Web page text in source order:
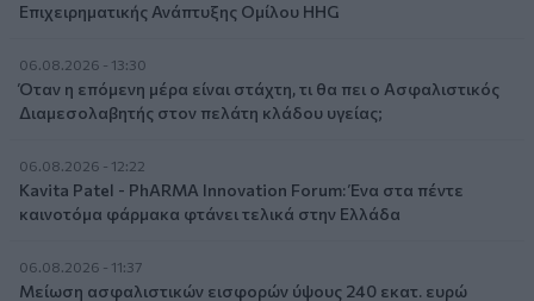
Επιχειρηματικής Ανάπτυξης Ομίλου HHG
06.08.2026 - 13:30
Όταν η επόμενη μέρα είναι στάχτη, τι θα πει ο Ασφαλιστικός
Διαμεσολαβητής στον πελάτη κλάδου υγείας;
06.08.2026 - 12:22
Kavita Patel - PhARMA Innovation Forum: Ένα στα πέντε
καινοτόμα φάρμακα φτάνει τελικά στην Ελλάδα
06.08.2026 - 11:37
Μείωση ασφαλιστικών εισφορών ύψους 240 εκατ. ευρώ